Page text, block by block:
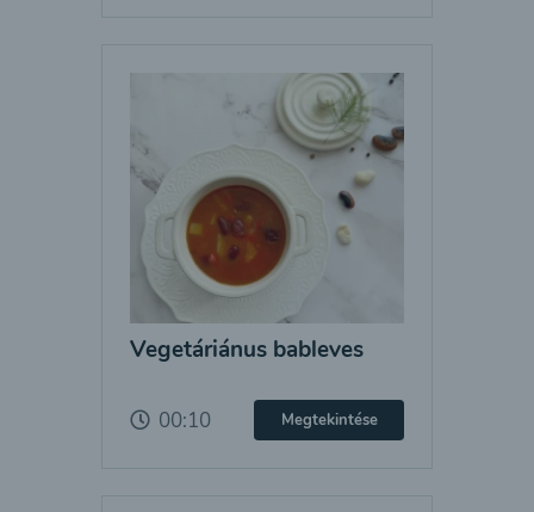
Vegetáriánus bableves
00:10 Megtekintése